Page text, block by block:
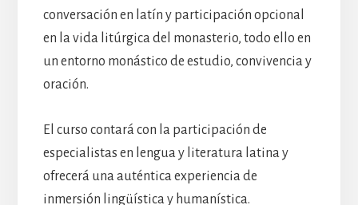
conversación en latín y participación opcional
en la vida litúrgica del monasterio, todo ello en
un entorno monástico de estudio, convivencia y
oración.
El curso contará con la participación de
especialistas en lengua y literatura latina y
ofrecerá una auténtica experiencia de
inmersión lingüística y humanística.